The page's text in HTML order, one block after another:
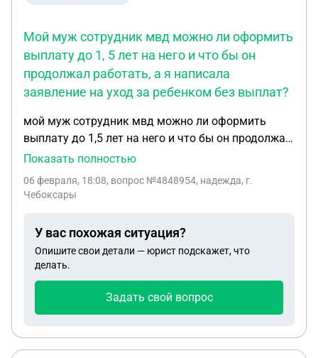
Мой муж сотрудник мвд можно ли оформить
выплату до 1, 5 лет на него и что бы он
продолжал работать, а я написала
заявление на уход за ребенком без выплат?
мой муж сотрудник мвд можно ли оформить
выплату до 1,5 лет на него и что бы он продолжал
работать, а я написала заявление на уход за
это запрещается
Показать полностью
06 февраля, 18:08, вопрос №4848954, надежда, г.
Чебоксары
У вас похожая ситуация?
Опишите свои детали — юрист подскажет, что
делать.
Задать свой вопрос